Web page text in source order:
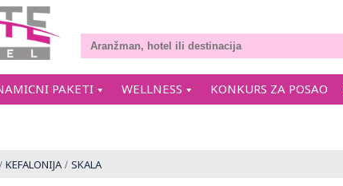
PAKETI WELLNESS KONKURS ZA POSAO
KEFALONIJA SKALA